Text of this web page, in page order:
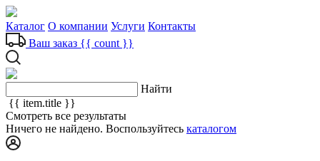
Каталог О компании Услуги Контакты
Ваш заказ {{ count }}
Найти
{{ item.title }}
Смотреть все результаты
Ничего не найдено. Воспользуйтесь каталогом